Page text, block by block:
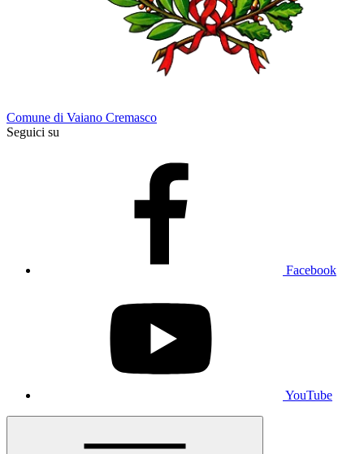
Comune di Vaiano Cremasco
Seguici su
Facebook
YouTube